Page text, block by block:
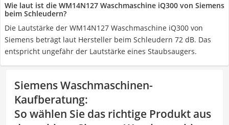
Wie laut ist die WM14N127 Waschmaschine iQ300 von Siemens
beim Schleudern?
Die Lautstärke der WM14N127 Waschmaschine iQ300 von
Siemens beträgt laut Hersteller beim Schleudern 72 dB. Das
entspricht ungefähr der Lautstärke eines Staubsaugers.
Siemens Waschmaschinen-
Kaufberatung:
So wählen Sie das richtige Produkt aus